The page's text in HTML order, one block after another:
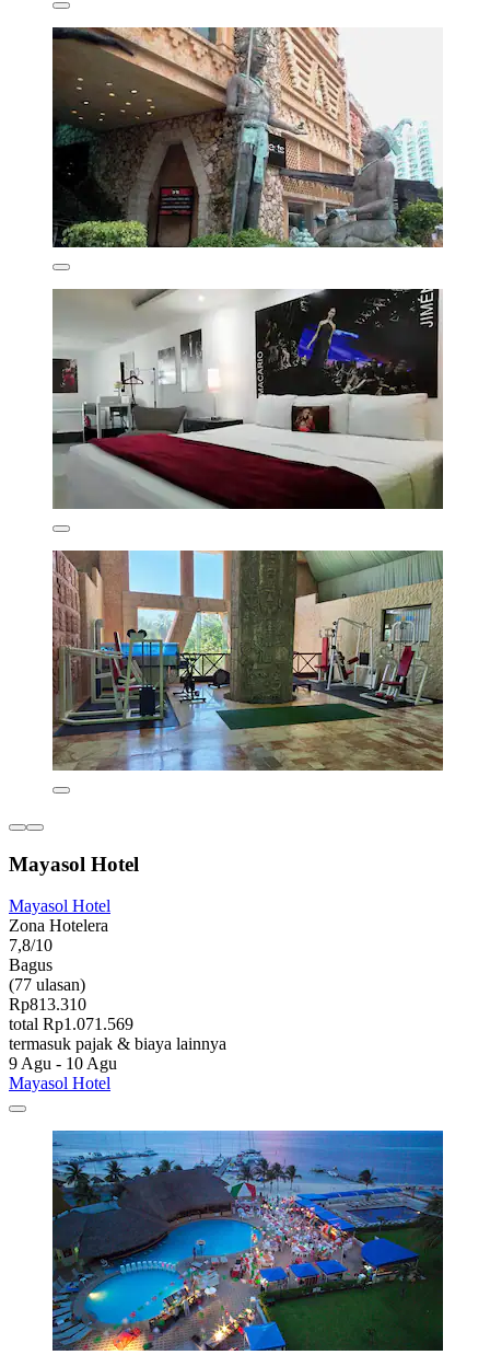
Mayasol Hotel
Mayasol Hotel
Zona Hotelera
7,8/10
Bagus
(77 ulasan)
Rp813.310
total Rp1.071.569
termasuk pajak & biaya lainnya
9 Agu - 10 Agu
Mayasol Hotel